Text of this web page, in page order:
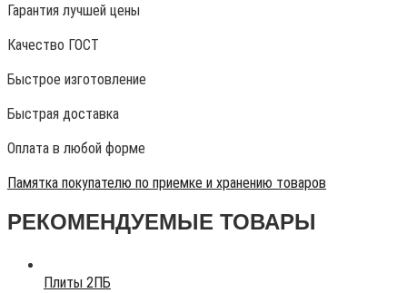
Гарантия лучшей цены
Качество ГОСТ
Быстрое изготовление
Быстрая доставка
Оплата в любой форме
Памятка покупателю по приемке и хранению товаров
РЕКОМЕНДУЕМЫЕ ТОВАРЫ
Плиты 2ПБ